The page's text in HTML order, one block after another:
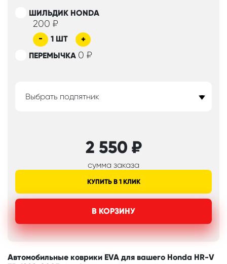
ШИЛЬДИК HONDA
200 ₽
- 1 ШТ
+
ПЕРЕМЫЧКА 0 ₽
Выбрать подпятник
2 550 ₽
сумма заказа
КУПИТЬ В 1 КЛИК
В КОРЗИНУ
Автомобильные коврики EVA для вашего Honda HR-V